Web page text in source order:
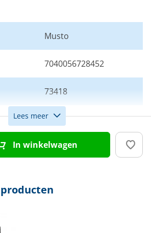
Musto
7040056728452
73418
S
Blauw
Lees meer
In winkelwagen